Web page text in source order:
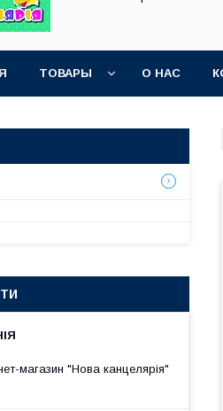
ТОВАРЫ О НАС
магазин "Нова канцелярія"